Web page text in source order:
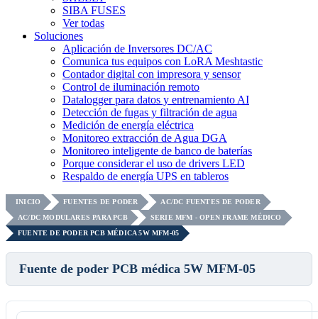
SIBA FUSES
Ver todas
Soluciones
Aplicación de Inversores DC/AC
Comunica tus equipos con LoRA Meshtastic
Contador digital con impresora y sensor
Control de iluminación remoto
Datalogger para datos y entrenamiento AI
Detección de fugas y filtración de agua
Medición de energía eléctrica
Monitoreo extracción de Agua DGA
Monitoreo inteligente de banco de baterías
Porque considerar el uso de drivers LED
Respaldo de energía UPS en tableros
INICIO FUENTES DE PODER
AC/DC FUENTES DE PODER
AC/DC MODULARES PARA PCB
SERIE MFM - OPEN FRAME MÉDICO
FUENTE DE PODER PCB MÉDICA 5W MFM-05
Fuente de poder PCB médica 5W MFM-05